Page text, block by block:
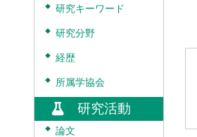
◆ 研究キーワード
◆ 研究分野
◆ 経歴
◆ 所属学協会
研究活動
◆ 論文